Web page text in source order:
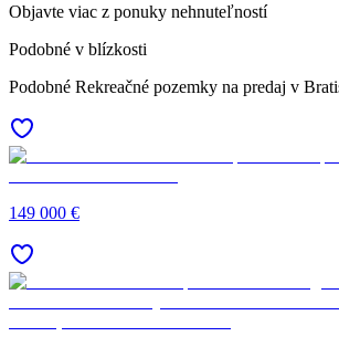
Objavte viac z ponuky nehnuteľností
Podobné v blízkosti
Podobné Rekreačné pozemky na predaj v
149 000 €